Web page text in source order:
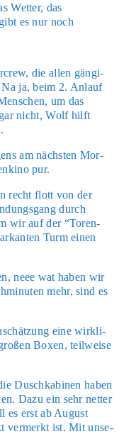
Wet­ter, das
es nur noch
die allen gän­gi­
ja, beim 2. Anlauf
um das
nicht, Wolf hilft
am nächs­ten Mor­
pur.
recht flott von der
durch
wir auf der “Toren­
Turm einen
neee wat haben wir
mehr, sind es
eine wirk­li­
Boxen, teil­wei­se
Dusch­ka­bi­nen haben
Dazu ein sehr net­ter
es erst ab August
ver­merkt ist. Mit unse­